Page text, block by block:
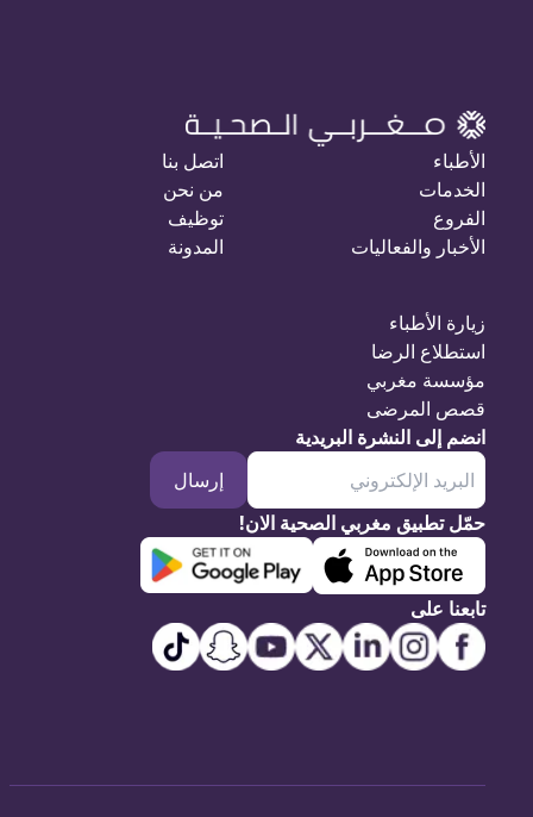
الأطباء
الخدمات
الفروع
الأخبار والفعاليات
اتصل بنا
من نحن
توظيف
المدونة
زيارة الأطباء
استطلاع الرضا
مؤسسة مغربي
قصص المرضى
انضم إلى النشرة البريدية
إرسال
حمّل تطبيق مغربي الصحية الان!
تابعنا على